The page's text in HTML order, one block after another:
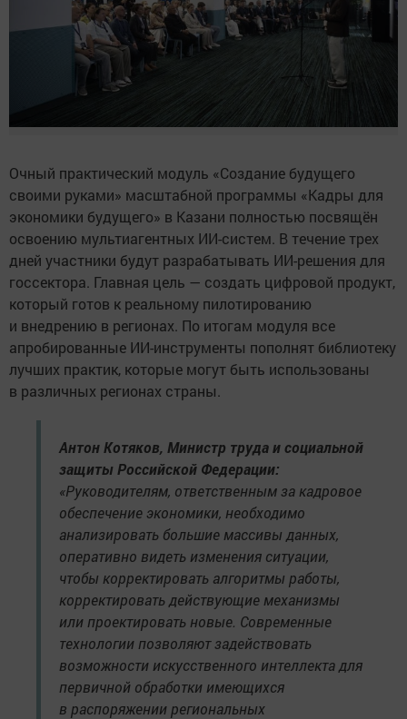
Очный практический модуль «Создание будущего
своими руками» масштабной программы «Кадры для
экономики будущего» в Казани полностью посвящён
освоению мультиагентных ИИ-систем. В течение трех
дней участники будут разрабатывать ИИ-решения для
госсектора. Главная цель — создать цифровой продукт,
который готов к реальному пилотированию
и внедрению в регионах. По итогам модуля все
апробированные ИИ-инструменты пополнят библиотеку
лучших практик, которые могут быть использованы
в различных регионах страны.
Антон Котяков, Министр труда и социальной
защиты Российской Федерации:
«Руководителям, ответственным за кадровое
обеспечение экономики, необходимо
анализировать большие массивы данных,
оперативно видеть изменения ситуации,
чтобы корректировать алгоритмы работы,
корректировать действующие механизмы
или проектировать новые. Современные
технологии позволяют задействовать
возможности искусственного интеллекта для
первичной обработки имеющихся
в распоряжении региональных